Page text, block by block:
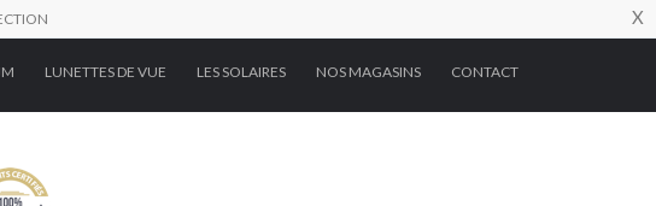
X
LUNETTES DE VUE LES SOLAIRES NOS MAGASINS CONTACT